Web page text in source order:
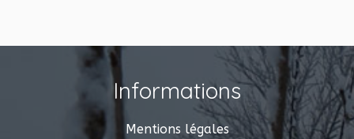
Informations
Mentions légales